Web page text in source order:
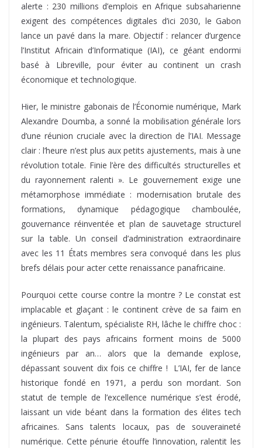
alerte : 230 millions d’emplois en Afrique subsaharienne
exigent des compétences digitales d’ici 2030, le Gabon
lance un pavé dans la mare. Objectif : relancer d’urgence
l’Institut Africain d’Informatique (IAI), ce géant endormi
basé à Libreville, pour éviter au continent un crash
économique et technologique.
Hier, le ministre gabonais de l’Économie numérique, Mark
Alexandre Doumba, a sonné la mobilisation générale lors
d’une réunion cruciale avec la direction de l’IAI. Message
clair : l’heure n’est plus aux petits ajustements, mais à une
révolution totale. Finie l’ère des difficultés structurelles et
du rayonnement ralenti ». Le gouvernement exige une
métamorphose immédiate : modernisation brutale des
formations, dynamique pédagogique chamboulée,
gouvernance réinventée et plan de sauvetage structurel
sur la table. Un conseil d’administration extraordinaire
avec les 11 États membres sera convoqué dans les plus
brefs délais pour acter cette renaissance panafricaine.
Pourquoi cette course contre la montre ? Le constat est
implacable et glaçant : le continent crève de sa faim en
ingénieurs. Talentum, spécialiste RH, lâche le chiffre choc :
la plupart des pays africains forment moins de 5000
ingénieurs par an… alors que la demande explose,
dépassant souvent dix fois ce chiffre ! L’IAI, fer de lance
historique fondé en 1971, a perdu son mordant. Son
statut de temple de l’excellence numérique s’est érodé,
laissant un vide béant dans la formation des élites tech
africaines. Sans talents locaux, pas de souveraineté
numérique. Cette pénurie étouffe l’innovation, ralentit les